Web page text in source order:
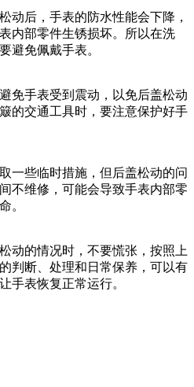
动后，手表的防水性能会下降，
内部零件生锈损坏。所以在洗
避免佩戴手表。
免手表受到震动，以免后盖松动
的交通工具时，要注意保护好手
一些临时措施，但后盖松动的问
不维修，可能会导致手表内部零
。
动的情况时，不要慌张，按照上
判断、处理和日常保养，可以有
手表恢复正常运行。